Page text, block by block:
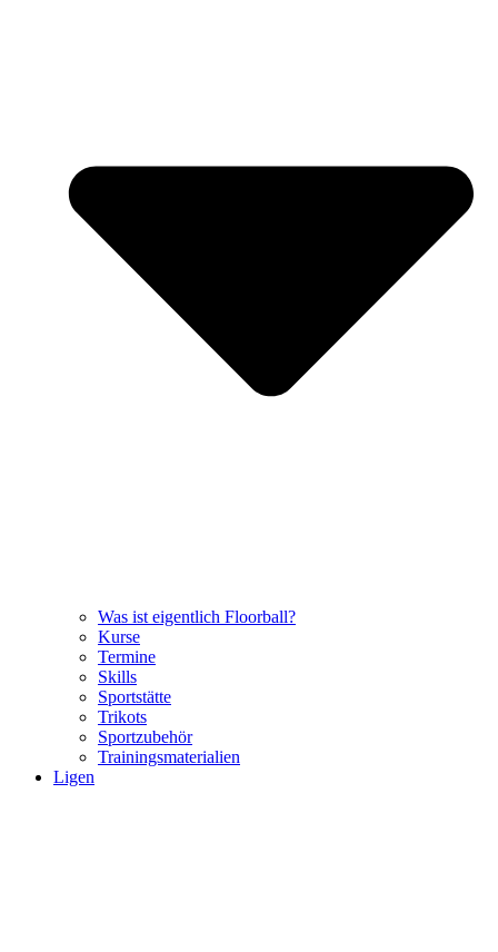
Was ist eigentlich Floorball?
Kurse
Termine
Skills
Sportstätte
Trikots
Sportzubehör
Trainingsmaterialien
Ligen